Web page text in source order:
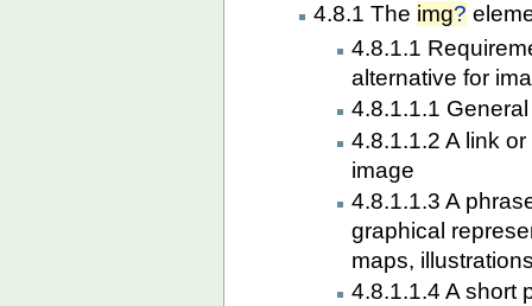
4.8.1 The img?
4.8.1.1
alternative for
4.8.1.1.1
4.8.1.1.2 A link
image
4.8.1.1.3 A
graphical
maps,
4.8.1.1.4 A short